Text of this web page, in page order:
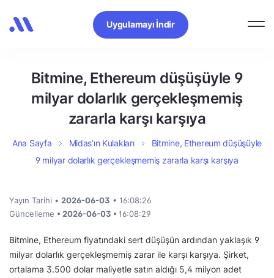
Uygulamayı İndir
Bitmine, Ethereum düşüşüyle 9
milyar dolarlık gerçekleşmemiş
zararla karşı karşıya
Ana Sayfa Midas’ın Kulakları
Bitmine, Ethereum düşüşüyle
9 milyar dolarlık gerçekleşmemiş zararla karşı karşıya
Yayın Tarihi • 2026-06-03 • 16:08:26
Güncelleme • 2026-06-03 • 16:08:29
Bitmine, Ethereum fiyatındaki sert düşüşün ardından yaklaşık 9
milyar dolarlık gerçekleşmemiş zarar ile karşı karşıya. Şirket,
ortalama 3.500 dolar maliyetle satın aldığı 5,4 milyon adet